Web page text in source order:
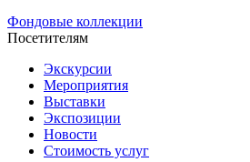
Фондовые коллекции
Посетителям
Экскурсии
Мероприятия
Выставки
Экспозиции
Новости
Стоимость услуг